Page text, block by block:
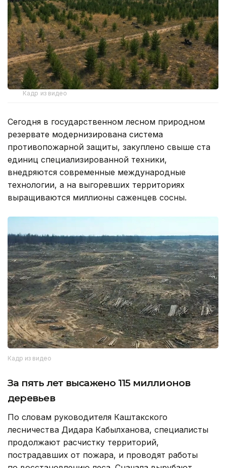
Кадр из видео
Сегодня в государственном лесном природном
резервате модернизирована система
противопожарной защиты, закуплено свыше ста
единиц специализированной техники,
внедряются современные международные
технологии, а на выгоревших территориях
выращиваются миллионы саженцев сосны.
Кадр из видео
За пять лет высажено 115 миллионов
деревьев
По словам руководителя Каштакского
лесничества Дидара Кабылханова, специалисты
продолжают расчистку территорий,
пострадавших от пожара, и проводят работы